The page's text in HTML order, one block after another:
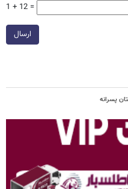
1 + 12 =
ارسال
پسرانه